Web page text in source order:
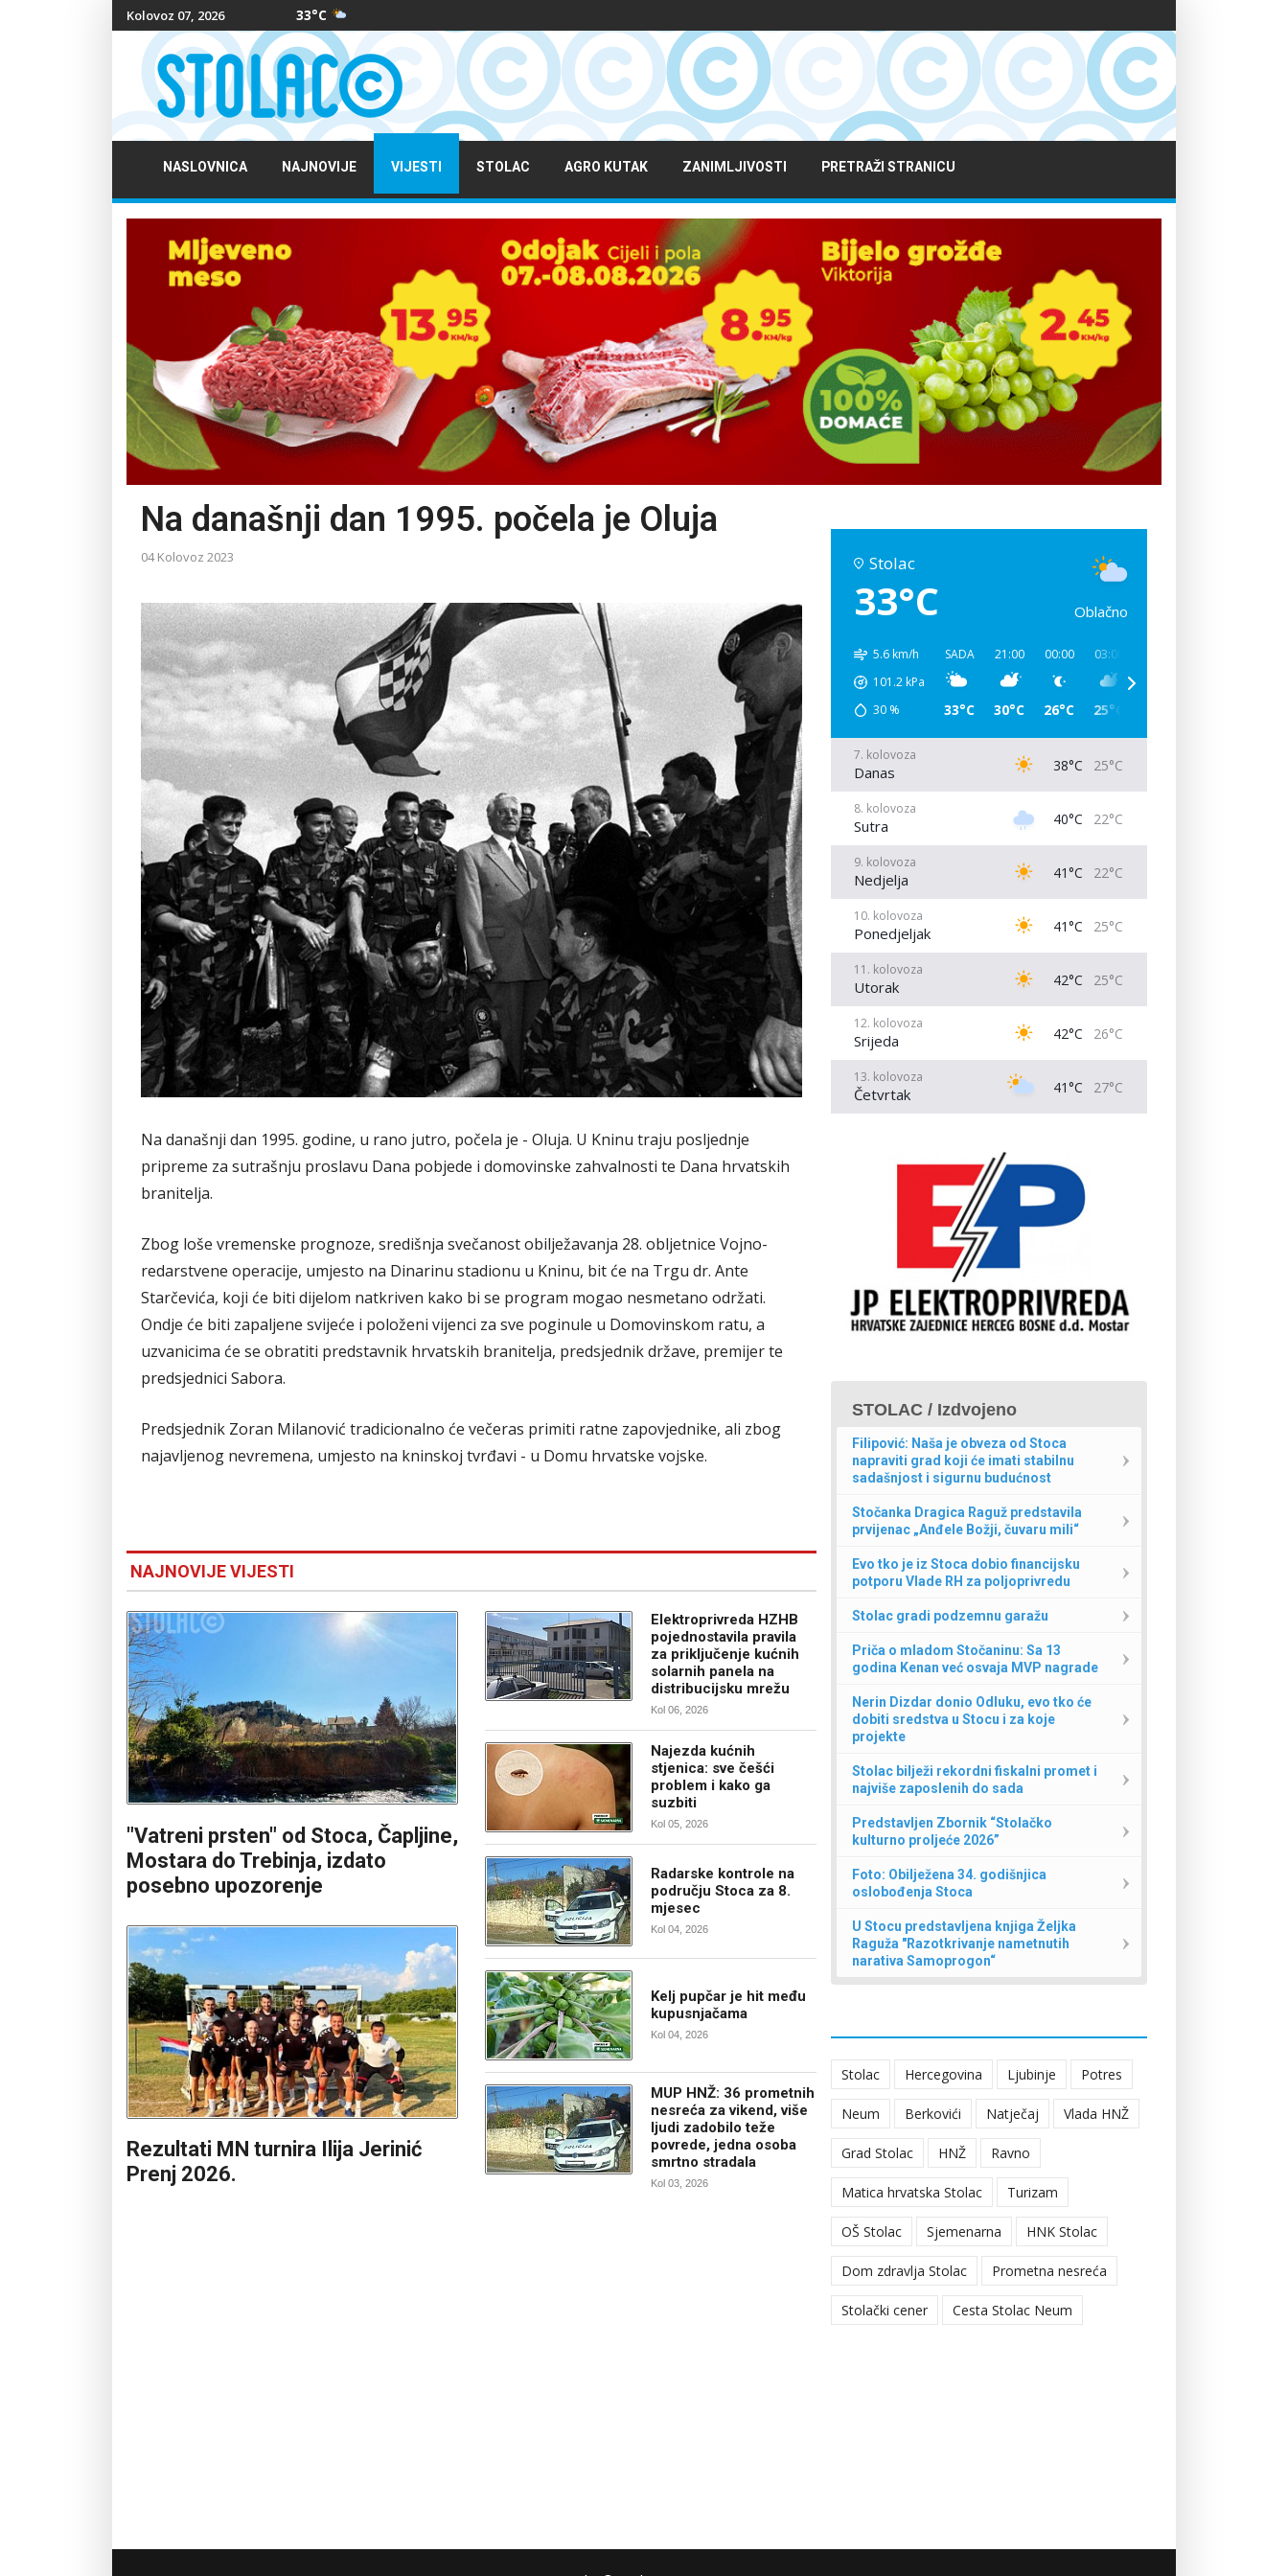
Kolovoz 07, 2026 33°C
NASLOVNICA NAJNOVIJE VIJESTI STOLAC AGRO KUTAK ZANIMLJIVOSTI PRETRAŽI STRANICU
Na današnji dan 1995. počela je Oluja
04 Kolovoz 2023
Na današnji dan 1995. godine, u rano jutro, počela je - Oluja. U Kninu traju posljednje
pripreme za sutrašnju proslavu Dana pobjede i domovinske zahvalnosti te Dana hrvatskih
branitelja.
Zbog loše vremenske prognoze, središnja svečanost obilježavanja 28. obljetnice Vojno-
redarstvene operacije, umjesto na Dinarinu stadionu u Kninu, bit će na Trgu dr. Ante
Starčevića, koji će biti dijelom natkriven kako bi se program mogao nesmetano održati.
Ondje će biti zapaljene svijeće i položeni vijenci za sve poginule u Domovinskom ratu, a
uzvanicima će se obratiti predstavnik hrvatskih branitelja, predsjednik države, premijer te
predsjednici Sabora.
Predsjednik Zoran Milanović tradicionalno će večeras primiti ratne zapovjednike, ali zbog
najavljenog nevremena, umjesto na kninskoj tvrđavi - u Domu hrvatske vojske.
NAJNOVIJE VIJESTI
"Vatreni prsten" od Stoca, Čapljine,
Mostara do Trebinja, izdato
posebno upozorenje
Rezultati MN turnira Ilija Jerinić
Prenj 2026.
Elektroprivreda HZHB
pojednostavila pravila
za priključenje kućnih
solarnih panela na
distribucijsku mrežu
Kol 06, 2026
Najezda kućnih
stjenica: sve češći
problem i kako ga
suzbiti
Kol 05, 2026
Radarske kontrole na
području Stoca za 8.
mjesec
Kol 04, 2026
Kelj pupčar je hit među
kupusnjačama
Kol 04, 2026
MUP HNŽ: 36 prometnih
nesreća za vikend, više
ljudi zadobilo teže
povrede, jedna osoba
smrtno stradala
Kol 03, 2026
Stolac
33°C Oblačno
5.6 km/h
101.2kPa
30 %
SADA
33°C
21:00
30°C
00:00
26°C
03:00
25°C
7. kolovoza
Danas 38°C 25°C
8. kolovoza
Sutra 40°C 22°C
9. kolovoza
Nedjelja 41°C 22°C
10. kolovoza
Ponedjeljak 41°C 25°C
11. kolovoza
Utorak 42°C 25°C
12. kolovoza
Srijeda 42°C 26°C
13. kolovoza
Četvrtak 41°C 27°C
STOLAC / Izdvojeno
Filipović: Naša je obveza od Stoca
napraviti grad koji će imati stabilnu
sadašnjost i sigurnu budućnost
Stočanka Dragica Raguž predstavila
prvijenac „Anđele Božji, čuvaru mili“
Evo tko je iz Stoca dobio financijsku
potporu Vlade RH za poljoprivredu
Stolac gradi podzemnu garažu
Priča o mladom Stočaninu: Sa 13
godina Kenan već osvaja MVP nagrade
Nerin Dizdar donio Odluku, evo tko će
dobiti sredstva u Stocu i za koje
projekte
Stolac bilježi rekordni fiskalni promet i
najviše zaposlenih do sada
Predstavljen Zbornik “Stolačko
kulturno proljeće 2026”
Foto: Obilježena 34. godišnjica
oslobođenja Stoca
U Stocu predstavljena knjiga Željka
Raguža "Razotkrivanje nametnutih
narativa Samoprogon“
Stolac Hercegovina Ljubinje Potres
Neum Berkovići Natječaj Vlada HNŽ
Grad Stolac HNŽ Ravno
Matica hrvatska Stolac Turizam
OŠ Stolac Sjemenarna HNK Stolac
Dom zdravlja Stolac Prometna nesreća
Stolački cener Cesta Stolac Neum